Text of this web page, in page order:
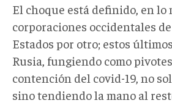
El choque está definido, en lo
corporaciones occidentales
Estados por otro; estos
Rusia, fungiendo como
contención del covid-19, no
sino tendiendo la mano al